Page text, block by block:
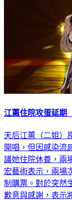
江蕙住院攻蛋延期
天后江蕙（二姐）
開唱，但因感染流
議她住院休養，兩
宏藝術表示，兩場
制購票。對於突然
歉意與感謝，表示